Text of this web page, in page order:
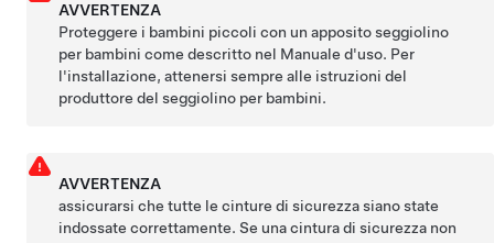
AVVERTENZA
Proteggere i bambini piccoli con un apposito seggiolino
per bambini come descritto nel Manuale d'uso. Per
l'installazione, attenersi sempre alle istruzioni del
produttore del seggiolino per bambini.
AVVERTENZA
assicurarsi che tutte le cinture di sicurezza siano state
indossate correttamente. Se una cintura di sicurezza non